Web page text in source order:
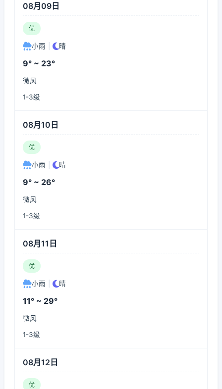
08月09日
优
小雨 晴
9° ~ 23°
微风
1-3级
08月10日
优
小雨 晴
9° ~ 26°
微风
1-3级
08月11日
优
小雨 晴
11° ~ 29°
微风
1-3级
08月12日
优